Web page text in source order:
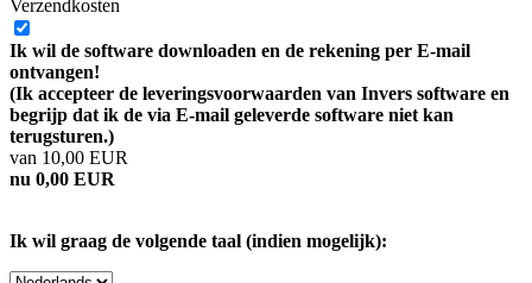
Verzendkosten
Ik wil de software downloaden en de rekening per E-mail
ontvangen!
(Ik accepteer de leveringsvoorwaarden van Invers software en
begrijp dat ik de via E-mail geleverde software niet kan
terugsturen.)
van 10,00 EUR
nu 0,00 EUR
Ik wil graag de volgende taal (indien mogelijk):